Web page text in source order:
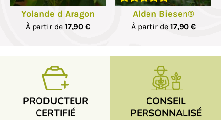
Yolande d Aragon
À partir de 17,90 €
Alden Biesen®
À partir de 17,90 €
PRODUCTEUR
CERTIFIÉ
CONSEIL
PERSONNALISÉ